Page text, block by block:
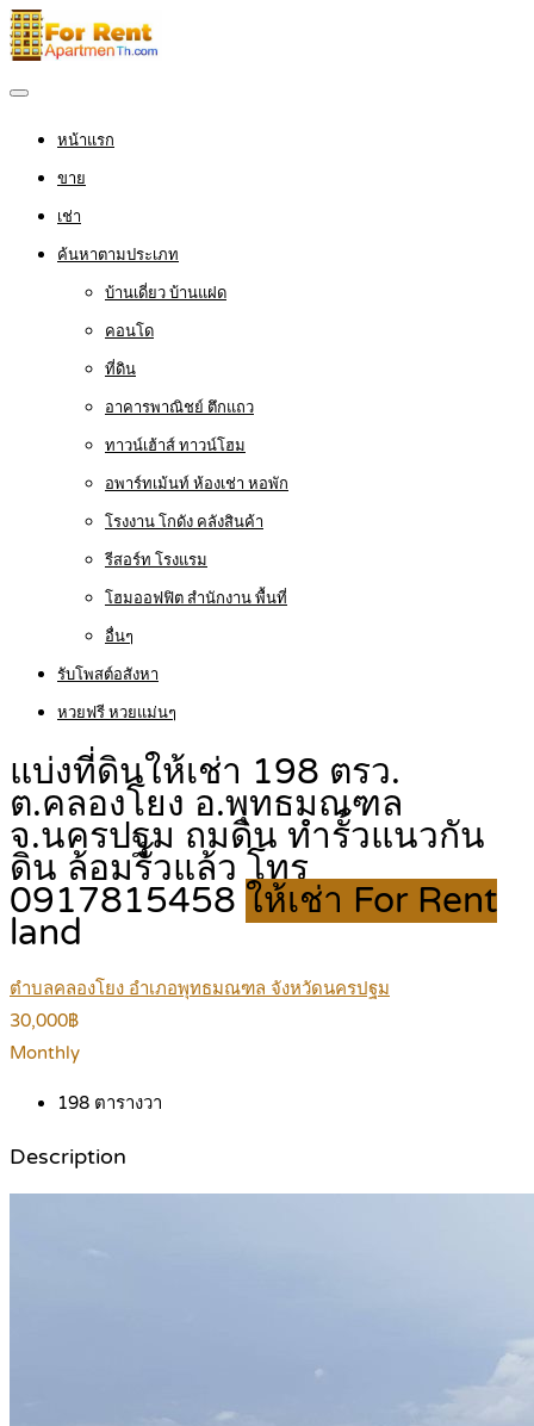
หน้าแรก
ขาย
เช่า
ค้นหาตามประเภท
บ้านเดี่ยว บ้านแฝด
คอนโด
ที่ดิน
อาคารพาณิชย์ ตึกแถว
ทาวน์เฮ้าส์ ทาวน์โฮม
อพาร์ทเม้นท์ ห้องเช่า หอพัก
โรงงาน โกดัง คลังสินค้า
รีสอร์ท โรงแรม
โฮมออฟฟิต สำนักงาน พื้นที่
อื่นๆ
รับโพสต์อสังหา
หวยฟรี หวยแม่นๆ
แบ่งที่ดินให้เช่า 198 ตรว.
ต.คลองโยง อ.พุทธมณฑล
จ.นครปฐม ถมดิน ทำรั้วแนวกัน
ดิน ล้อมรั้วแล้ว โทร
0917815458 ให้เช่า For Rent
land
ตำบลคลองโยง อำเภอพุทธมณฑล จังหวัดนครปฐม
30,000฿
Monthly
198 ตารางวา
Description